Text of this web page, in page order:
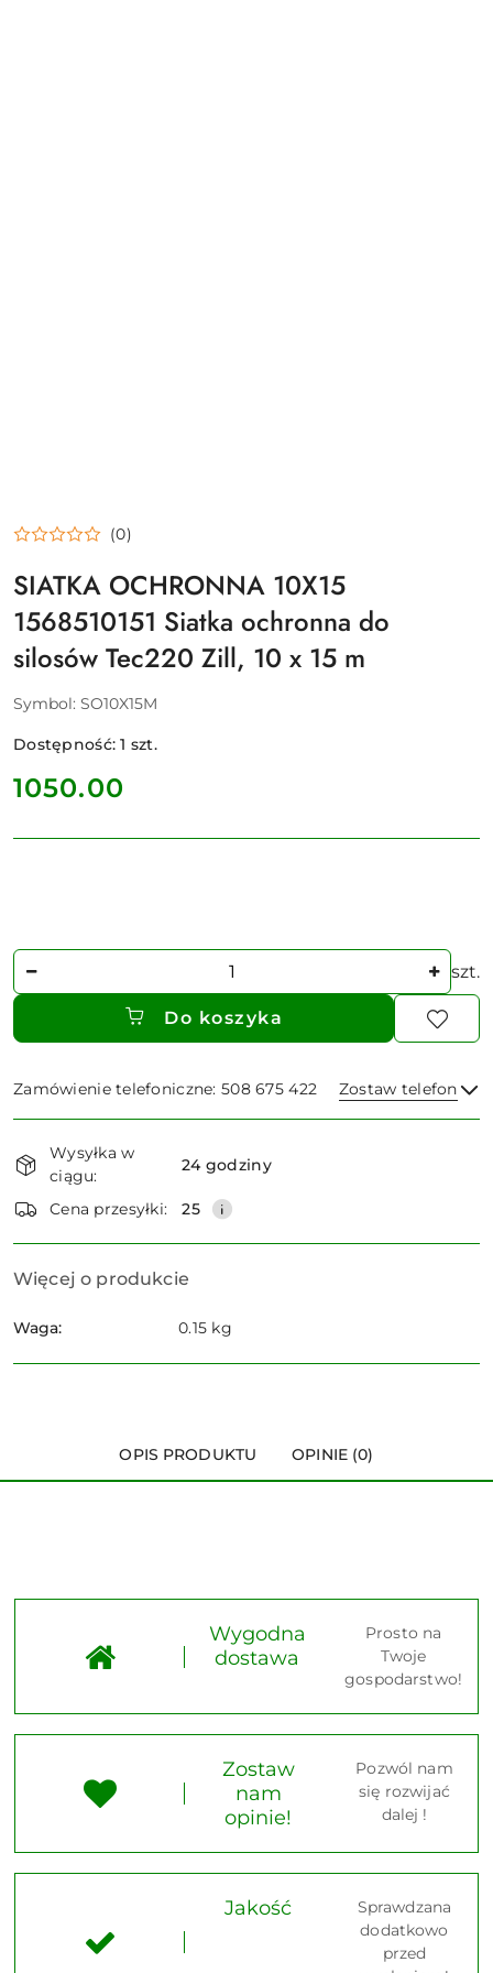
(0)
SIATKA OCHRONNA 10X15
1568510151 Siatka ochronna do
silosów Tec220 Zill, 10 x 15 m
Symbol: SO10X15M
Dostępność:1 szt.
cena:
1050.00
Ilość szt.
Do koszyka
Zamówienie telefoniczne: 508 675 422 Zostaw telefon
i
dostawa
Wysyłka w
ciągu:
24 godziny
Cena przesyłki: 25
Więcej o produkcie
Waga: 0.15 kg
OPIS PRODUKTU OPINIE (0)
Wygodna
dostawa
Prosto na
Twoje
gospodarstwo!
Zostaw
nam
opinie!
Pozwól nam
się rozwijać
dalej !
Jakość
Sprawdzana
dodatkowo
przed